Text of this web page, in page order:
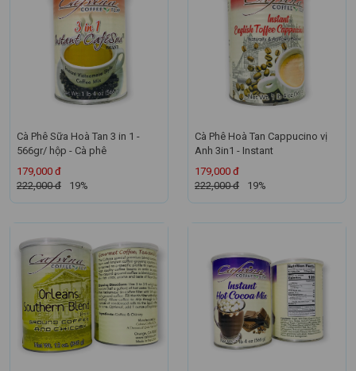
Cà Phê Sữa Hoà Tan 3 in 1 -
566gr/ hộp - Cà phê
179,000 đ
222,000 đ
19%
Cà Phê Hoà Tan Cappucino vị
Anh 3in1 - Instant
179,000 đ
222,000 đ
19%